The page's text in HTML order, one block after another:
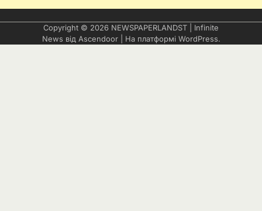
Copyright © 2026 NEWSPAPERLANDST | Infinite
News від Ascendoor| На платформі WordPress.